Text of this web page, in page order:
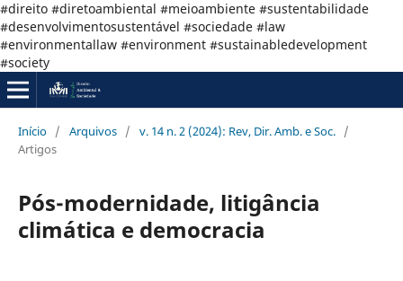
#direito #diretoambiental #meioambiente #sustentabilidade
#desenvolvimentosustentável #sociedade #law
#environmentallaw #environment #sustainabledevelopment
#society
Início / Arquivos / v. 14 n. 2 (2024): Rev, Dir. Amb. e Soc. /
Artigos
Pós-modernidade, litigância
climática e democracia